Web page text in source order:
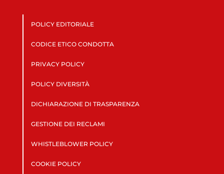
POLICY EDITORIALE
CODICE ETICO CONDOTTA
PRIVACY POLICY
POLICY DIVERSITÀ
DICHIARAZIONE DI TRASPARENZA
GESTIONE DEI RECLAMI
WHISTLEBLOWER POLICY
COOKIE POLICY